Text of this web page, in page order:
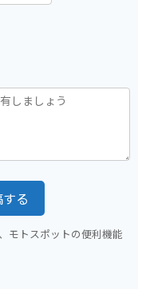
る
モトスポットの便利機能